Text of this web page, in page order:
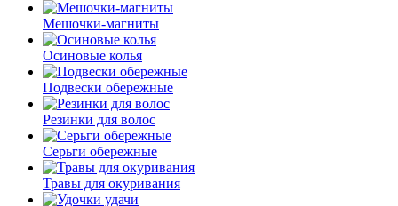
Мешочки-магниты
Осиновые колья
Подвески обережные
Резинки для волос
Серьги обережные
Травы для окуривания